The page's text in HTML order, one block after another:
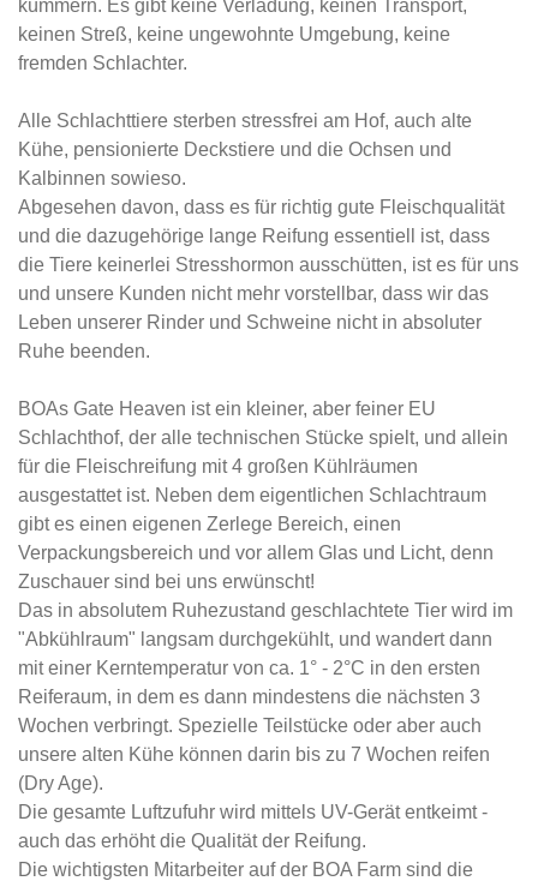
kümmern. Es gibt keine Verladung, keinen Transport,
keinen Streß, keine ungewohnte Umgebung, keine
fremden Schlachter.
Alle Schlachttiere sterben stressfrei am Hof, auch alte
Kühe, pensionierte Deckstiere und die Ochsen und
Kalbinnen sowieso.
Abgesehen davon, dass es für richtig gute Fleischqualität
und die dazugehörige lange Reifung essentiell ist, dass
die Tiere keinerlei Stresshormon ausschütten, ist es für uns
und unsere Kunden nicht mehr vorstellbar, dass wir das
Leben unserer Rinder und Schweine nicht in absoluter
Ruhe beenden.
BOAs Gate Heaven ist ein kleiner, aber feiner EU
Schlachthof, der alle technischen Stücke spielt, und allein
für die Fleischreifung mit 4 großen Kühlräumen
ausgestattet ist. Neben dem eigentlichen Schlachtraum
gibt es einen eigenen Zerlege Bereich, einen
Verpackungsbereich und vor allem Glas und Licht, denn
Zuschauer sind bei uns erwünscht!
Das in absolutem Ruhezustand geschlachtete Tier wird im
"Abkühlraum" langsam durchgekühlt, und wandert dann
mit einer Kerntemperatur von ca. 1° - 2°C in den ersten
Reiferaum, in dem es dann mindestens die nächsten 3
Wochen verbringt. Spezielle Teilstücke oder aber auch
unsere alten Kühe können darin bis zu 7 Wochen reifen
(Dry Age).
Die gesamte Luftzufuhr wird mittels UV-Gerät entkeimt -
auch das erhöht die Qualität der Reifung.
Die wichtigsten Mitarbeiter auf der BOA Farm sind die